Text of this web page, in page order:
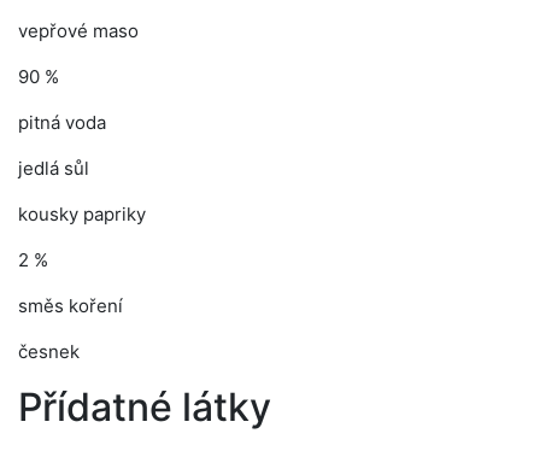
vepřové maso
90 %
pitná voda
jedlá sůl
kousky papriky
2 %
směs koření
česnek
Přídatné látky